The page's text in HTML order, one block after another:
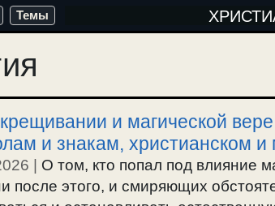
Темы
и магической
и знакам, христианском и
О том, кто попал под влияние
после этого, и смиряющих